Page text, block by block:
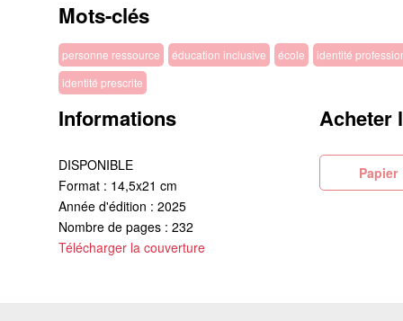
Mots-clés
personne ressource éducation inclusive école
identité
identité prescrite
Informations
DISPONIBLE
Format : 14,5x21 cm
Année d'édition : 2025
Nombre de pages : 232
Télécharger la couverture
Acheter